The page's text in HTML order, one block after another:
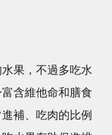
果，不過多吃水
含維他命和膳食
補、吃肉的比例